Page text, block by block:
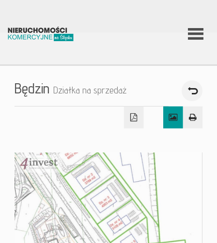
O firmie
Kontakt
Będzin Działka na sprzedaż